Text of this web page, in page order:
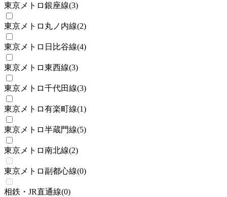
東京メトロ銀座線(3)
東京メトロ丸ノ内線(2)
東京メトロ日比谷線(4)
東京メトロ東西線(3)
東京メトロ千代田線(3)
東京メトロ有楽町線(1)
東京メトロ半蔵門線(5)
東京メトロ南北線(2)
東京メトロ副都心線(0)
相鉄・JR直通線(0)